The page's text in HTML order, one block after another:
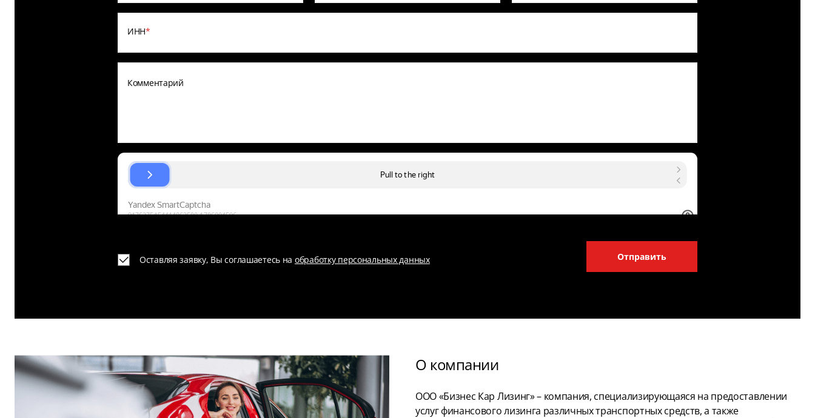
ИНН*
Оставляя заявку, Вы соглашаетесь на обработку персональных данных Отправить
О компании
ООО «Бизнес Кар Лизинг» – компания, специализирующаяся на предоставлении
услуг финансового лизинга различных транспортных средств, а также